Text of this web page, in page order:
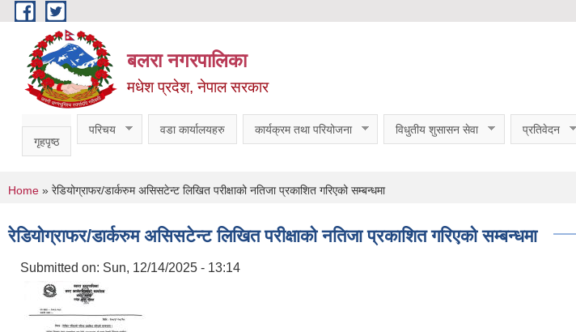
Skip to main content
बलरा नगरपालिका
मधेश प्रदेश, नेपाल सरकार
गृहपृष्ठ
परिचय वडा कार्यालयहरु कार्यक्रम तथा परियोजना विधुतीय शुसासन सेवा प्रतिवेदन
You are here
Home » रेडियोग्राफर/डार्करुम असिसटेन्ट लिखित परीक्षाको नतिजा प्रकाशित गरिएको सम्बन्धमा
रेडियोग्राफर/डार्करुम असिसटेन्ट लिखित परीक्षाको नतिजा प्रकाशित गरिएको सम्बन्धमा
Submitted on: Sun, 12/14/2025 - 13:14